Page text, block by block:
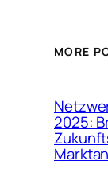
MORE
2025: